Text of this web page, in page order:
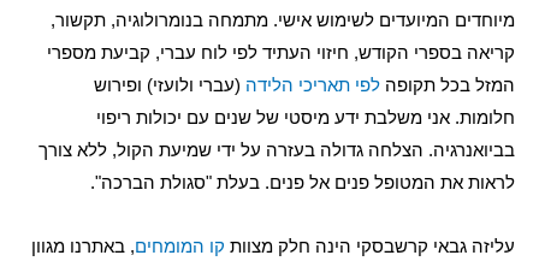
מיוחדים המיועדים לשימוש אישי. מתמחה בנומרולוגיה, תקשור,
קריאה בספרי הקודש, חיזוי העתיד לפי לוח עברי, קביעת מספרי
המזל בכל תקופה לפי תאריכי הלידה (עברי ולועזי) ופירוש
חלומות. אני משלבת ידע מיסטי של שנים עם יכולות ריפוי
בביואנרגיה. הצלחה גדולה בעזרה על ידי שמיעת הקול, ללא צורך
לראות את המטופל פנים אל פנים. בעלת "סגולת הברכה".
עליזה גבאי קרשבסקי הינה חלק מצוות קו המומחים, באתרנו מגוון